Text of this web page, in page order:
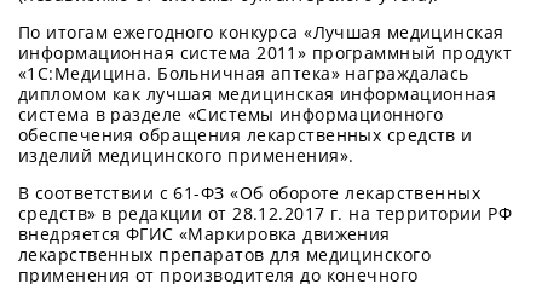
По итогам ежегодного конкурса «Лучшая медицинская
информационная система 2011» программный продукт
«1С:Медицина. Больничная аптека» награждалась
дипломом как лучшая медицинская информационная
система в разделе «Системы информационного
обеспечения обращения лекарственных средств и
изделий медицинского применения».
В соответствии с 61-ФЗ «Об обороте лекарственных
средств» в редакции от 28.12.2017 г. на территории РФ
внедряется ФГИС «Маркировка движения
лекарственных препаратов для медицинского
применения от производителя до конечного